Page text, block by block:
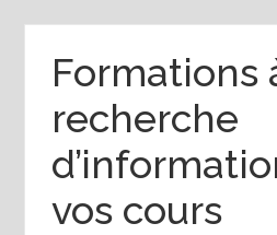
Formations
recherche
vos cours